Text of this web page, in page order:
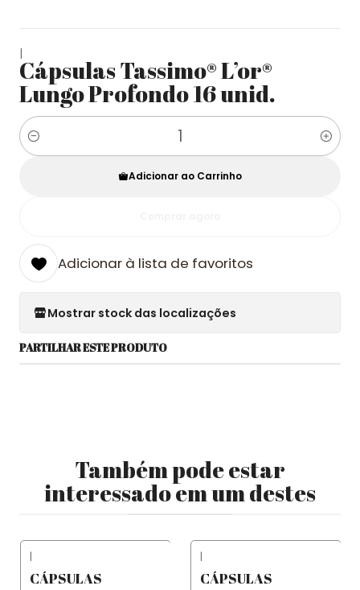
|
Cápsulas Tassimo® L’or®
Lungo Profondo 16 unid.
Quantidade
Adicionar ao Carrinho
Adicionar à lista de favoritos
Mostrar stock das localizações
PARTILHAR ESTE PRODUTO
Também pode estar
interessado em um destes
|
CÁPSULAS
|
CÁPSULAS